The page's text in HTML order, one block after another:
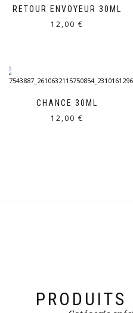
RETOUR ENVOYEUR 30ML
12,00 €
CHANCE 30ML
12,00 €